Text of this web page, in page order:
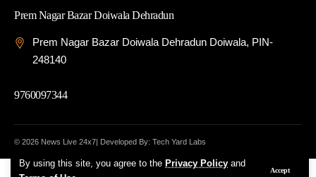
By using this site, you agree to the Privacy Policy and
Accept
Prem Nagar Bazar Doiwala Dehradun
Prem Nagar Bazar Doiwala Dehradun Doiwala, PIN-
248140
9760097344
© 2026 News Live 24x7| Developed By: Tech Yard Labs